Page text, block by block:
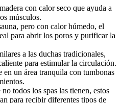
con calor seco que ayuda a
músculos.
pero con calor húmedo, el
para abrir los poros y purificar la
a las duchas tradicionales,
para estimular la circulación.
en un área tranquila con tumbonas
todos los spas las tienen, estos
para recibir diferentes tipos de